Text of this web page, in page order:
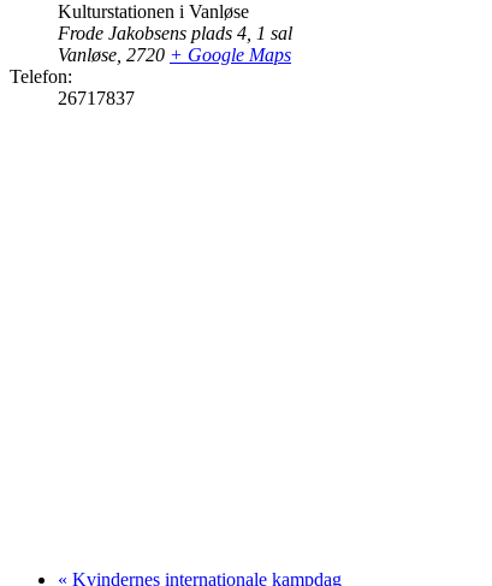
Kulturstationen i Vanløse
Frode Jakobsens plads 4, 1 sal
Vanløse 2720 + Google Maps
Telefon:
26717837
« Kvindernes internationale kampdag